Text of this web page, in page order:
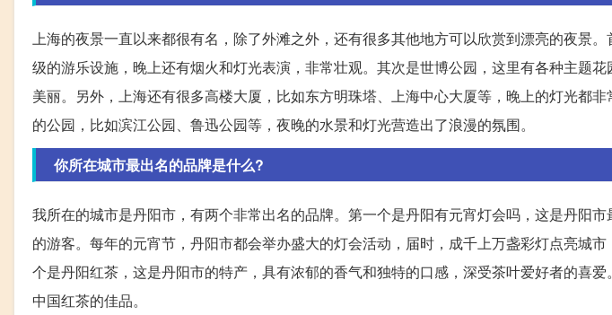
上海的夜景一直以来都很有名，除了外滩之外，还有很多其他地方可以欣赏到漂亮的夜景
级的游乐设施，晚上还有烟火和灯光表演，非常壮观。其次是世博公园，这里有各种主题
美丽。另外，上海还有很多高楼大厦，比如东方明珠塔、上海中心大厦等，晚上的灯光都
的公园，比如滨江公园、鲁迅公园等，夜晚的水景和灯光营造出了浪漫的氛围。
你所在城市最出名的品牌是什么?
我所在的城市是丹阳市，有两个非常出名的品牌。第一个是丹阳有元宵灯会吗，这是丹阳
的游客。每年的元宵节，丹阳市都会举办盛大的灯会活动，届时，成千上万盏彩灯点亮城
个是丹阳红茶，这是丹阳市的特产，具有浓郁的香气和独特的口感，深受茶叶爱好者的喜
中国红茶的佳品。